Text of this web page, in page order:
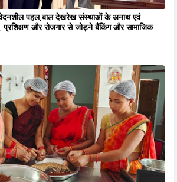
संवेदनशील पहल,बाल देखरेख संस्थाओं के अनाथ एवं
प्रशिक्षण और रोजगार से जोड़ने बैंकिंग और सामाजिक